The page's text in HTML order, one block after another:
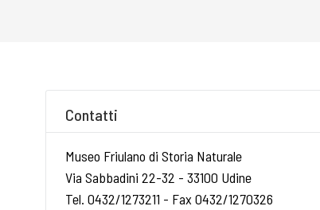
Contatti
Museo Friulano di Storia Naturale
Via Sabbadini 22-32 - 33100 Udine
Tel. 0432/1273211 - Fax 0432/1270326